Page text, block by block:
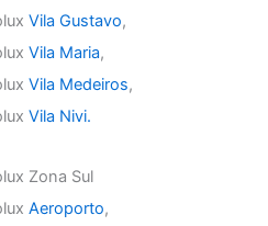
Vila Gustavo,
Vila Maria,
Vila Medeiros,
Vila Nivi.
Zona Sul
Aeroporto,